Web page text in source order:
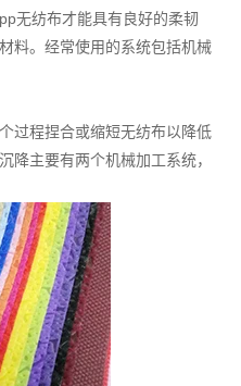
无纺布才能具有良好的柔韧
料。经常使用的系统包括机械
过程捏合或缩短无纺布以降低
降主要有两个机械加工系统，